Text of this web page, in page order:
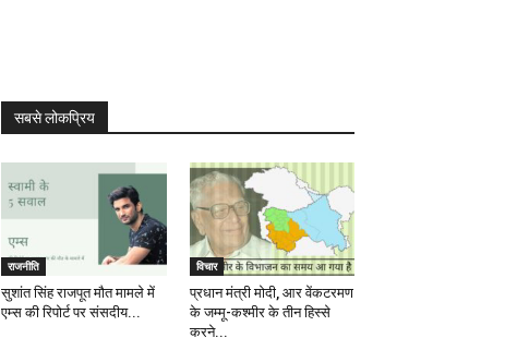
सबसे लोकप्रिय
राजनीति
सुशांत सिंह राजपूत मौत मामले में
एम्स की रिपोर्ट पर संसदीय...
विचार
प्रधान मंत्री मोदी, आर वेंकटरमण
के जम्मू-कश्मीर के तीन हिस्से
करने...